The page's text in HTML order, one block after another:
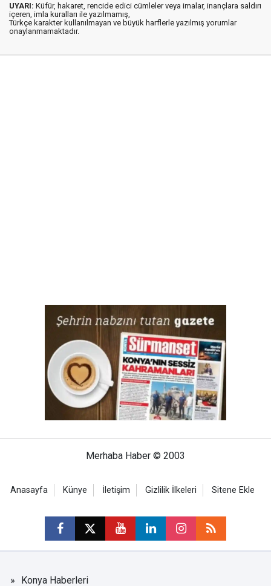
UYARI: Küfür, hakaret, rencide edici cümleler veya imalar, inançlara saldırı
içeren, imla kuralları ile yazılmamış,
Türkçe karakter kullanılmayan ve büyük harflerle yazılmış yorumlar
onaylanmamaktadır.
Merhaba Haber © 2003
Anasayfa Künye İletişim Gizlilik İlkeleri Sitene Ekle
Konya Haberleri